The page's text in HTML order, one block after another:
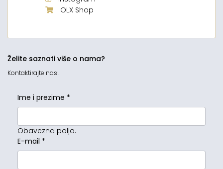
OLX Shop
Želite saznati više o nama?
Kontaktirajte nas!
Ime i prezime *
Obavezna polja.
E-mail *